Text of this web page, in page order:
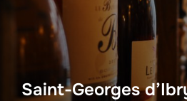
Saint-Georges